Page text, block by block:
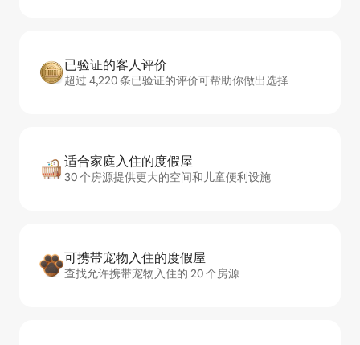
已验证的客人评价
超过 4,220 条已验证的评价可帮助你做出选择
适合家庭入住的度假屋
30 个房源提供更大的空间和儿童便利设施
可携带宠物入住的度假屋
查找允许携带宠物入住的 20 个房源